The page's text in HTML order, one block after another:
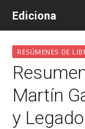
Ediciona
RESÚMENES DE
Martín
y